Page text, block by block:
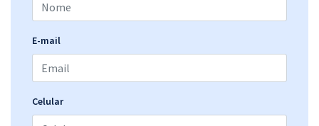
E-mail
Celular